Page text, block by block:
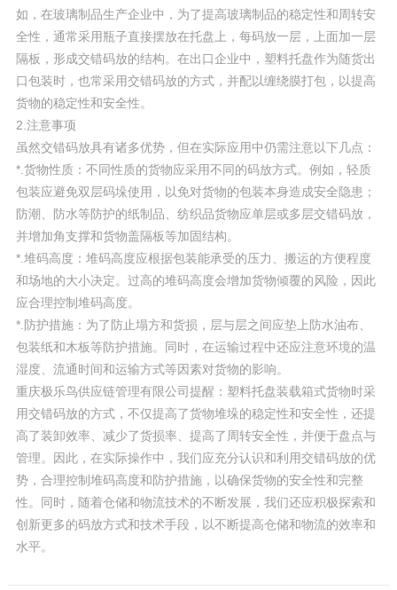
如，在玻璃制品生产企业中，为了提高玻璃制品的稳定性和周转安
全性，通常采用瓶子直接摆放在托盘上，每码放一层，上面加一层
隔板，形成交错码放的结构。在出口企业中，塑料托盘作为随货出
口包装时，也常采用交错码放的方式，并配以缠绕膜打包，以提高
货物的稳定性和安全性。
2.注意事项
虽然交错码放具有诸多优势，但在实际应用中仍需注意以下几点：
*.货物性质：不同性质的货物应采用不同的码放方式。例如，轻质
包装应避免双层码垛使用，以免对货物的包装本身造成安全隐患；
防潮、防水等防护的纸制品、纺织品货物应单层或多层交错码放，
并增加角支撑和货物盖隔板等加固结构。
*.堆码高度：堆码高度应根据包装能承受的压力、搬运的方便程度
和场地的大小决定。过高的堆码高度会增加货物倾覆的风险，因此
应合理控制堆码高度。
*.防护措施：为了防止塌方和货损，层与层之间应垫上防水油布、
包装纸和木板等防护措施。同时，在运输过程中还应注意环境的温
湿度、流通时间和运输方式等因素对货物的影响。
重庆极乐鸟供应链管理有限公司提醒：塑料托盘装载箱式货物时采
用交错码放的方式，不仅提高了货物堆垛的稳定性和安全性，还提
高了装卸效率、减少了货损率、提高了周转安全性，并便于盘点与
管理。因此，在实际操作中，我们应充分认识和利用交错码放的优
势，合理控制堆码高度和防护措施，以确保货物的安全性和完整
性。同时，随着仓储和物流技术的不断发展，我们还应积极探索和
创新更多的码放方式和技术手段，以不断提高仓储和物流的效率和
水平。